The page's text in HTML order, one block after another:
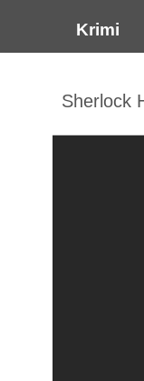
Krimi
Sherlock